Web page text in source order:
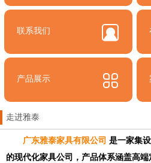
联系我们
产品展示
走进雅泰
广东雅泰家具有限公司 是一家集
的现代化家具公司，产品体系涵盖高